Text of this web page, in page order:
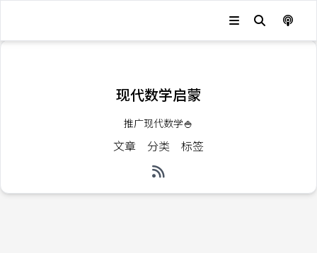
现代数学启蒙
推广现代数学🍚
文章 分类 标签